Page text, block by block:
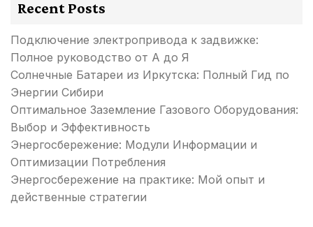
Recent Posts
Подключение электропривода к задвижке:
Полное руководство от А до Я
Солнечные Батареи из Иркутска: Полный Гид по
Энергии Сибири
Оптимальное Заземление Газового Оборудования:
Выбор и Эффективность
Энергосбережение: Модули Информации и
Оптимизации Потребления
Энергосбережение на практике: Мой опыт и
действенные стратегии